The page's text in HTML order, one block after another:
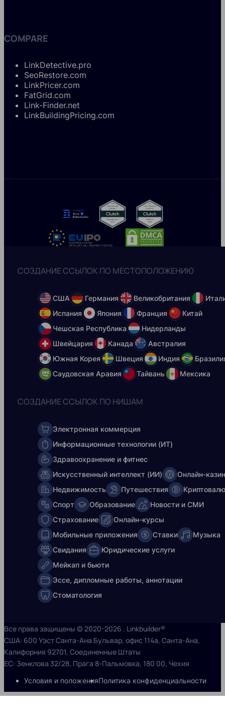
COMPARE
LinkDetective.pro
SeoRestore.com
LinkPricer.com
FatGrid.com
Link-Finder.net
LinkBuildingPricing.com
СОЗДАНИЕ ССЫЛОК ПО МЕСТОПОЛОЖЕНИЮ
США Германия Великобритания
Испания
Япония Франция
Китай
Чешская Республика
Нидерланды
Швейцария
Канада
Австралия
Южная Корея
Швеция Индия
Саудовская Аравия
Тайвань Мексика
СОЗДАНИЕ ССЫЛОК ПО НИШАМ
Электронная коммерция
Информационные технологии (ИT)
Здравоохранение и фитнес
Искусственный интеллект (ИИ)
Онлайн-
Недвижимость
Путешествия
Спорт
Образование
Новости и СМИ
Страхование
Онлайн-курсы
Мобильные приложения
Ставки
Музыка
Свидания
Юридические услуги
Мейкап и бьюти
Эссе, дипломные работы, аннотации
Стоматология
Все права защищены © 2020-2026 . Linkbuilder®
США: 600 Уэст Санта-Ана Бульвар, офис 114a, Санта-Ана,
Калифорния 92701, Соединенные Штаты
ЕС: Зенклова 32/28, Прага 8-Пальмовка, 180 00, Чехия
Условия и положенияПолитика конфиденциальности